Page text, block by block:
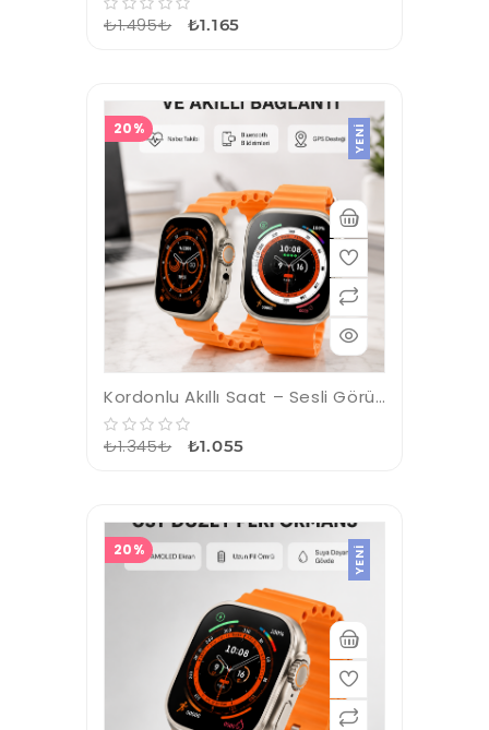
₺1.495₺ ₺1.165
20% YENI
Kordonlu Akıllı Saat – Sesli Görüşme, GPS, Nabız ve Uyku Takibi
₺1.345₺ ₺1.055
20% YENI